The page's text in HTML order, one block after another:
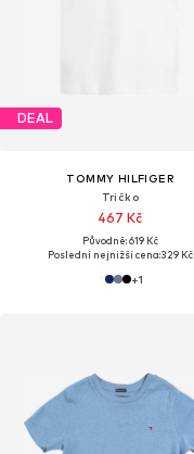
DEAL
TOMMY HILFIGER
Tričko
467 Kč
Původně: 619 Kč
Poslední nejnižší cena:329 Kč
+1